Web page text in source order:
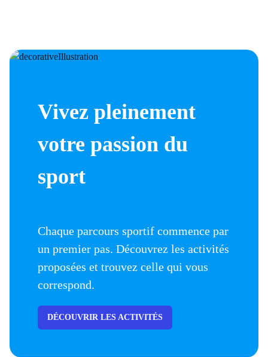
Vivez pleinement
votre passion du
sport
Chaque parcours sportif commence par
un premier pas. Découvrez les activités
proposées et trouvez celle qui vous
correspond.
DÉCOUVRIR LES ACTIVITÉS